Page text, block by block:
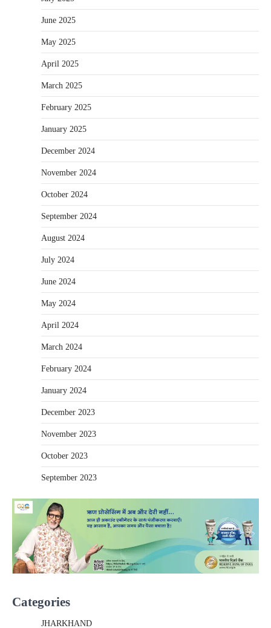
June 2025
May 2025
April 2025
March 2025
February 2025
January 2025
December 2024
November 2024
October 2024
September 2024
August 2024
July 2024
June 2024
May 2024
April 2024
March 2024
February 2024
January 2024
December 2023
November 2023
October 2023
September 2023
Categories
JHARKHAND